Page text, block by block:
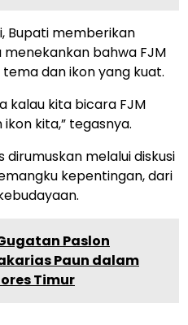
Bupati memberikan
bahwa FJM
dan ikon yang kuat.
kalau kita bicara FJM
kita,” tegasnya.
dirumuskan melalui diskusi
kepentingan, dari
Paslon
Paun dalam
Timur